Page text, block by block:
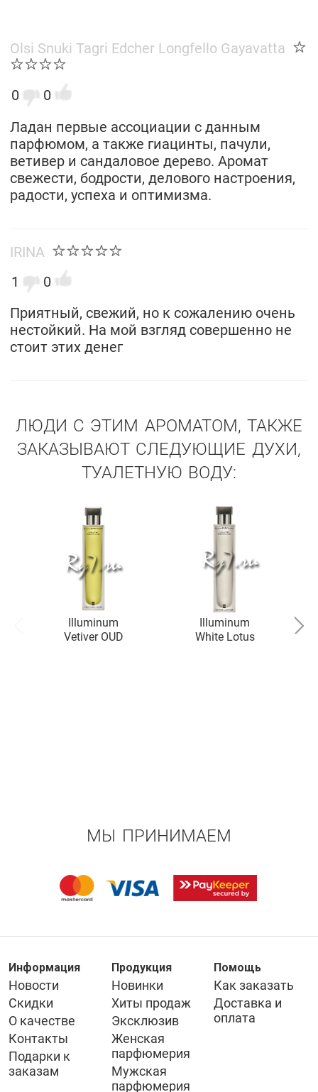
Olsi Snuki Tagri Edcher Longfello Gayavatta
0
0
Ладан первые ассоциации с данным
парфюмом, а также гиацинты, пачули,
ветивер и сандаловое дерево. Аромат
свежести, бодрости, делового настроения,
радости, успеха и оптимизма.
IRINA
1
0
Приятный, свежий, но к сожалению очень
нестойкий. На мой взгляд совершенно не
стоит этих денег
ЛЮДИ С ЭТИМ АРОМАТОМ, ТАКЖЕ
ЗАКАЗЫВАЮТ СЛЕДУЮЩИЕ ДУХИ,
ТУАЛЕТНУЮ ВОДУ:
Illuminum
Vetiver OUD
Illuminum
White Lotus
МЫ ПРИНИМАЕМ
Информация
Новости
Скидки
О качестве
Контакты
Подарки к
заказам
Продукция
Новинки
Хиты продаж
Эксклюзив
Женская
парфюмерия
Мужская
парфюмерия
Помощь
Как заказать
Доставка и
оплата